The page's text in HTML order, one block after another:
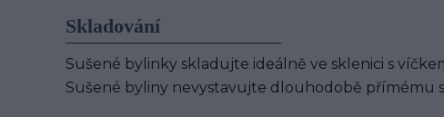
Skladování
Sušené bylinky skladujte ideálně ve sklenici s
Sušené byliny nevystavujte dlouhodobě přímému